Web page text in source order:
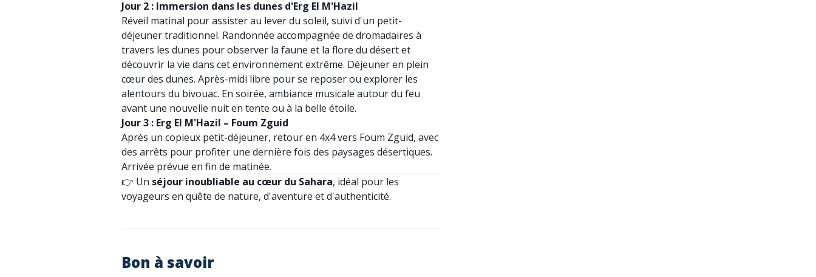
Jour 2 : Immersion dans les dunes d'Erg El M'Hazil
Réveil matinal pour assister au lever du soleil, suivi d'un petit-
déjeuner traditionnel. Randonnée accompagnée de dromadaires à
travers les dunes pour observer la faune et la flore du désert et
découvrir la vie dans cet environnement extrême. Déjeuner en plein
cœur des dunes. Après-midi libre pour se reposer ou explorer les
alentours du bivouac. En soirée, ambiance musicale autour du feu
avant une nouvelle nuit en tente ou à la belle étoile.
Jour 3 : Erg El M'Hazil – Foum Zguid
Après un copieux petit-déjeuner, retour en 4x4 vers Foum Zguid, avec
des arrêts pour profiter une dernière fois des paysages désertiques.
Arrivée prévue en fin de matinée.
👉 Un séjour inoubliable au cœur du Sahara, idéal pour les
voyageurs en quête de nature, d'aventure et d'authenticité.
Bon à savoir